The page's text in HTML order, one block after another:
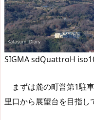
SIGMA sdQuattroH
まずは麓の町営第1駐
里口から展望台を目指し